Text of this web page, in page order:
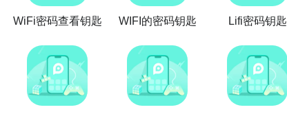
WiFi密码查看钥匙 WIFI的密码钥匙 Lifi密码钥匙